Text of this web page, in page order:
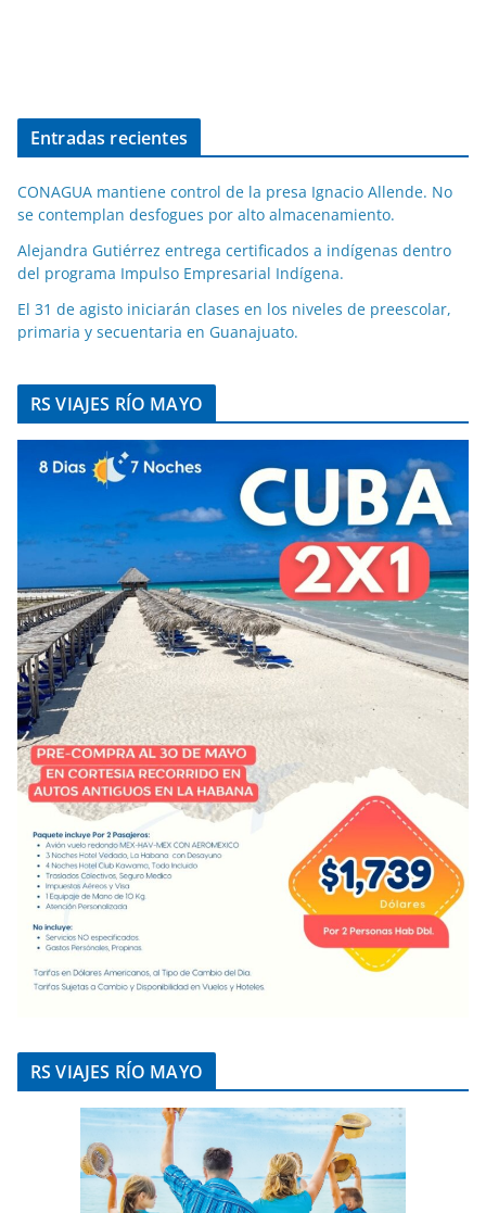
Entradas recientes
CONAGUA mantiene control de la presa Ignacio Allende. No
se contemplan desfogues por alto almacenamiento.
Alejandra Gutiérrez entrega certificados a indígenas dentro
del programa Impulso Empresarial Indígena.
El 31 de agisto iniciarán clases en los niveles de preescolar,
primaria y secuentaria en Guanajuato.
RS VIAJES RÍO MAYO
RS VIAJES RÍO MAYO